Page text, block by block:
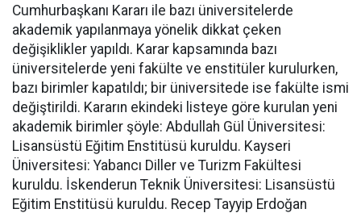
Cumhurbaşkanı Kararı ile bazı üniversitelerde
akademik yapılanmaya yönelik dikkat çeken
değişiklikler yapıldı. Karar kapsamında bazı
üniversitelerde yeni fakülte ve enstitüler kurulurken,
bazı birimler kapatıldı; bir üniversitede ise fakülte ismi
değiştirildi. Kararın ekindeki listeye göre kurulan yeni
akademik birimler şöyle: Abdullah Gül Üniversitesi:
Lisansüstü Eğitim Enstitüsü kuruldu. Kayseri
Üniversitesi: Yabancı Diller ve Turizm Fakültesi
kuruldu. İskenderun Teknik Üniversitesi: Lisansüstü
Eğitim Enstitüsü kuruldu. Recep Tayyip Erdoğan